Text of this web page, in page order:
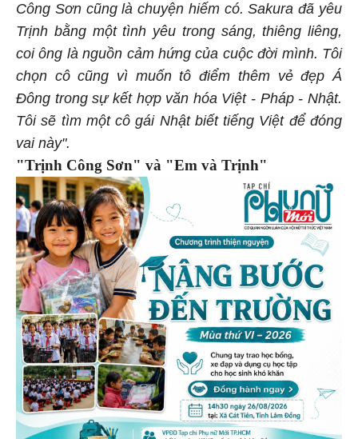
Công Sơn cũng là chuyện hiếm có. Sakura đã yêu
Trịnh bằng một tình yêu trong sáng, thiêng liêng,
coi ông là nguồn cảm hứng của cuộc đời mình. Tôi
chọn cô cũng vì muốn tô điểm thêm vẻ đẹp Á
Đông trong sự kết hợp văn hóa Việt - Pháp - Nhật.
Tôi sẽ tìm một cô gái Nhật biết tiếng Việt để đóng
vai này".
"Trịnh Công Sơn" và "Em và Trịnh"